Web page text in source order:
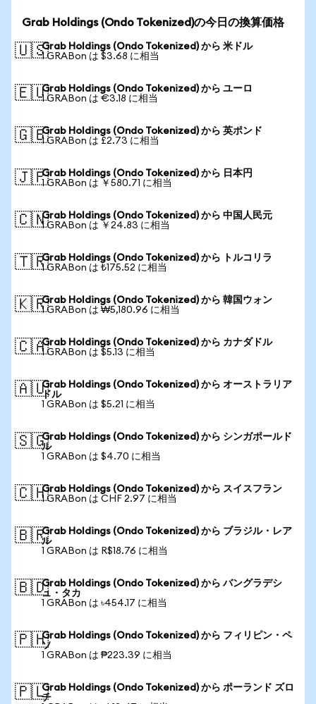
Grab Holdings (Ondo Tokenized)の今日の換算価格
🇺🇸Grab Holdings (Ondo Tokenized) から 米ドル
1 GRABon は $3.68 に相当
🇪🇺Grab Holdings (Ondo Tokenized) から ユーロ
1 GRABon は €3.18 に相当
🇬🇧Grab Holdings (Ondo Tokenized) から 英ポンド
1 GRABon は £2.73 に相当
🇯🇵Grab Holdings (Ondo Tokenized) から 日本円
1 GRABon は ￥580.71 に相当
🇨🇳Grab Holdings (Ondo Tokenized) から 中国人民元
1 GRABon は ￥24.83 に相当
🇹🇷Grab Holdings (Ondo Tokenized) から トルコリラ
1 GRABon は ₺175.52 に相当
🇰🇷Grab Holdings (Ondo Tokenized) から 韓国ウォン
1 GRABon は ₩5,180.96 に相当
🇨🇦Grab Holdings (Ondo Tokenized) から カナダドル
1 GRABon は $5.13 に相当
🇦🇺Grab Holdings (Ondo Tokenized) から オーストラリア
ドル
1 GRABon は $5.21 に相当
🇸🇬Grab Holdings (Ondo Tokenized) から シンガポールド
ル
1 GRABon は $4.70 に相当
🇨🇭Grab Holdings (Ondo Tokenized) から スイスフラン
1 GRABon は CHF 2.97 に相当
🇧🇷Grab Holdings (Ondo Tokenized) から ブラジル・レア
ル
1 GRABon は R$18.76 に相当
🇧🇩Grab Holdings (Ondo Tokenized) から バングラデシ
ュ・タカ
1 GRABon は ৳454.17 に相当
🇵🇭Grab Holdings (Ondo Tokenized) から フィリピン・ペ
ソ
1 GRABon は ₱223.39 に相当
🇵🇱Grab Holdings (Ondo Tokenized) から ポーランド ズロ
チ